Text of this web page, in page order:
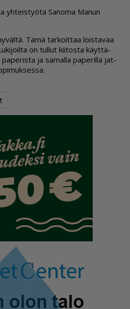
yh­teis­työ­tä Sa­no­ma Ma­nun
Tämä tar­koit­taa lois­ta­vaa
on tul­lut kii­tos­ta käyt­tä­
pa­pe­ris­ta ja sa­mal­la pa­pe­ril­la jat­